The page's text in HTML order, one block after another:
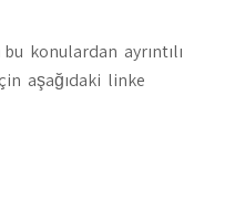
bu konulardan ayrıntılı
aşağıdaki linke